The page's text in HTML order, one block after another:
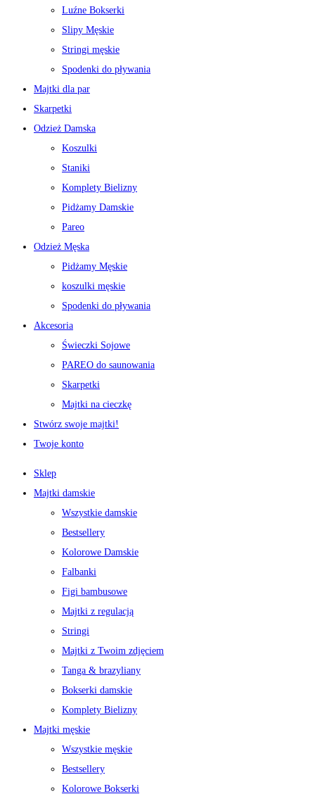
Luźne Bokserki
Slipy Męskie
Stringi męskie
Spodenki do pływania
Majtki dla par
Skarpetki
Odzież Damska
Koszulki
Staniki
Komplety Bielizny
Pidżamy Damskie
Pareo
Odzież Męska
Pidżamy Męskie
koszulki męskie
Spodenki do pływania
Akcesoria
Świeczki Sojowe
PAREO do saunowania
Skarpetki
Majtki na cieczkę
Stwórz swoje majtki!
Twoje konto
Sklep
Majtki damskie
Wszystkie damskie
Bestsellery
Kolorowe Damskie
Falbanki
Figi bambusowe
Majtki z regulacją
Stringi
Majtki z Twoim zdjęciem
Tanga & brazyliany
Bokserki damskie
Komplety Bielizny
Majtki męskie
Wszystkie męskie
Bestsellery
Kolorowe Bokserki